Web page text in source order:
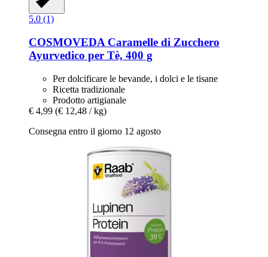
5.0 (1)
COSMOVEDA Caramelle di Zucchero
Ayurvedico per Tè, 400 g
Per dolcificare le bevande, i dolci e le tisane
Ricetta tradizionale
Prodotto artigianale
€ 4,99 (€ 12,48 / kg)
Consegna entro il giorno 12 agosto